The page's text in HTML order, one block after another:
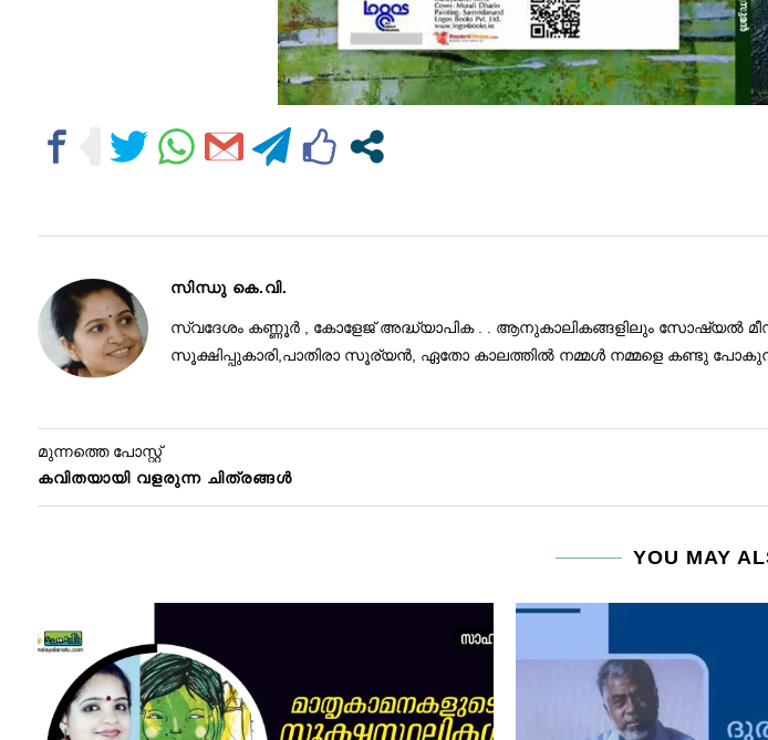
സിന്ധു കെ.വി.
സ്വദേശം കണ്ണൂർ , കോളേജ് അദ്ധ്യാപിക . . ആനുകാലികങ്ങളിലും സോഷ്യൽ
സൂക്ഷിപ്പുകാരി,പാതിരാ സൂര്യൻ, ഏതോ കാലത്തിൽ നമ്മൾ നമ്മളെ കണ്ടു
മുന്നത്തെ പോസ്റ്റ്
കവിതയായി വളരുന്ന ചിത്രങ്ങൾ
YOU MAY